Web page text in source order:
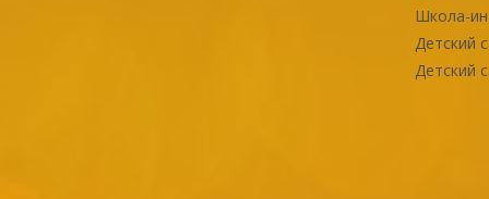
Школа-
Детский
Детский